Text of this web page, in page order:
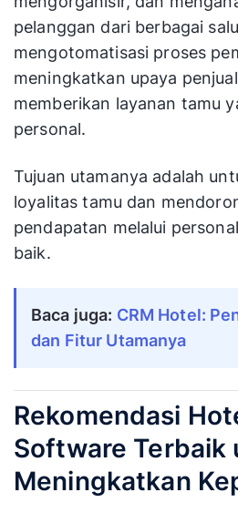
pelanggan dari berbagai
mengotomatisasi proses
meningkatkan upaya
memberikan layanan tamu
personal.
Tujuan utamanya adalah
loyalitas tamu dan
pendapatan melalui
baik.
Baca juga: CRM Hotel:
dan Fitur Utamanya
Rekomendasi
Software Terbaik
Meningkatkan